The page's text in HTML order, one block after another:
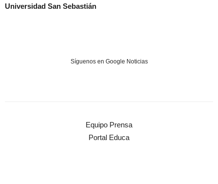
Universidad San Sebastián
Síguenos en Google Noticias
Equipo Prensa
Portal Educa